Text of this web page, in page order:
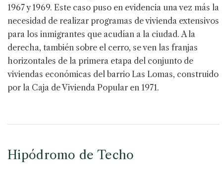
1967 y 1969. Este caso puso en evidencia una vez más la
necesidad de realizar programas de vivienda extensivos
para los inmigrantes que acudían a la ciudad. A la
derecha, también sobre el cerro, se ven las franjas
horizontales de la primera etapa del conjunto de
viviendas económicas del barrio Las Lomas, construido
por la Caja de Vivienda Popular en 1971.
Hipódromo de Techo